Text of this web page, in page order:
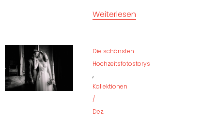
Weiterlesen
Die schönsten
Hochzeitsfotostorys
,
Kollektionen
/
Dez.